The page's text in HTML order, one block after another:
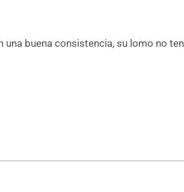
una buena consistencia, su lomo no